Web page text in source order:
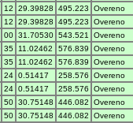
12 29.39828 495.223
Overeno
12 29.39828 495.223
Overeno
00 31.70530 543.521
Overeno
35 11.02462 576.839
Overeno
35 11.02462 576.839
Overeno
24 0.51417 258.576
Overeno
24 0.51417 258.576
Overeno
50 30.75148 446.082
Overeno
50 30.75148 446.082
Overeno